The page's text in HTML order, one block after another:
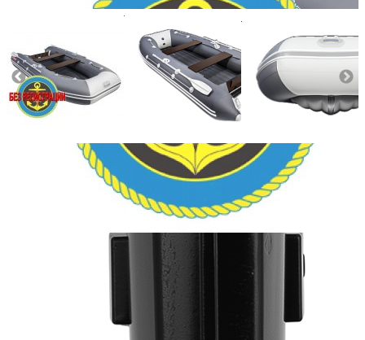
Количество мест:5
Масса комплекта:
86
Мощность мотора:9.9
Тактность двигателя:2
нднд (надувн. низкого давл.)